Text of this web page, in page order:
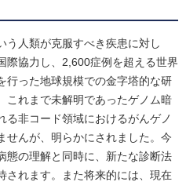
う人類が克服すべき疾患に対し
際協力し、2,600症例を超える世界
行った地球規模での金字塔的な研
これまで未解明であったゲノム暗
る非コード領域におけるがんゲノ
せんが、明らかにされました。今
態の理解と同時に、新たな診断法
されます。また将来的には、現在